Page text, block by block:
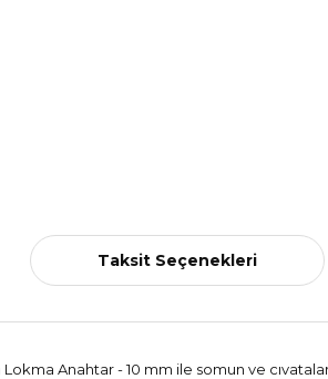
Taksit Seçenekleri
Anahtar - 10 mm ile somun ve